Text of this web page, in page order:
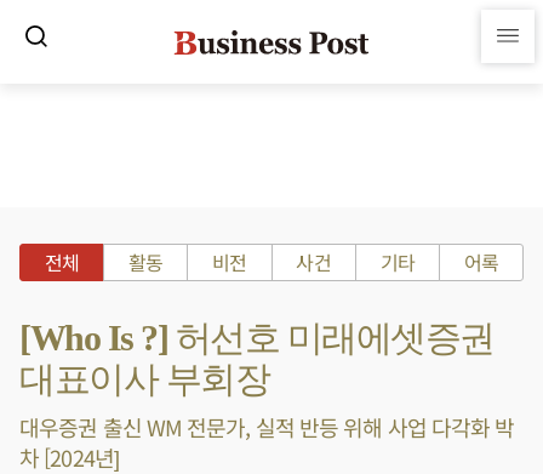
전체 활동 비전 사건 기타 어록
[Who Is ?] 허선호 미래에셋증권
대표이사 부회장
대우증권 출신 WM 전문가, 실적 반등 위해 사업 다각화 박
차 [2024년]